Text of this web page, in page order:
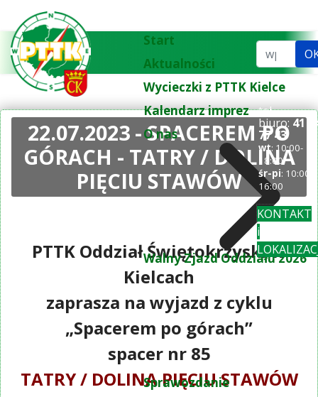
Start
Aktualności
Wycieczki z PTTK Kielce
Kalendarz imprez
O nas
Walny Zjazd Oddziału 2026
Sprawozdanie
Szukaj...
tel.
biuro: 41
77 43
wt: 10:00-
18:00
śr-pi: 10:00-
16:00
KONTAKT
i
22.07.2023 - SPACEREM PO
GÓRACH - TATRY / DOLINA
PIĘCIU STAWÓW
PTTK Oddział Świętokrzyski w
Kielcach
zaprasza na wyjazd z cyklu
„Spacerem po górach”
spacer nr 85
TATRY / DOLINA PIĘCIU STAWÓW